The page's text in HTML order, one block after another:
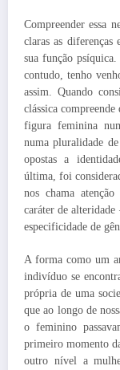
Compreender essa
claras as diferenças
sua função
contudo, tenho
assim. Quando
clássica
figura feminina
numa pluralidade
opostas a
última, foi
nos chama
caráter de
especificidade de
A forma como um
indivíduo se
própria de uma
que ao longo de
o feminino
primeiro momento
outro nível a